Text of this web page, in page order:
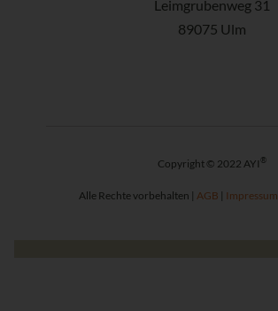
Leimgrubenweg 31
89075 Ulm
Copyright © 2022 AYI ®
Alle Rechte vorbehalten | AGB | Impressum